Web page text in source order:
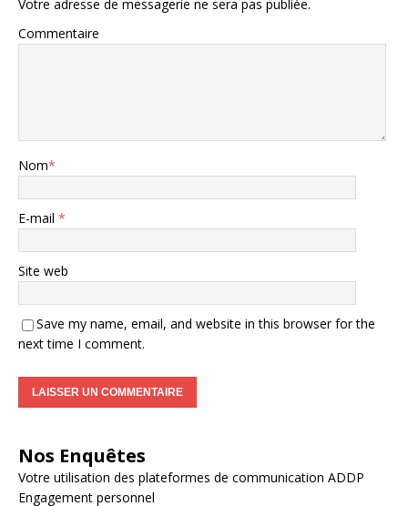
Votre adresse de messagerie ne sera pas publiée.
Commentaire
Nom*
E-mail *
Site web
Save my name, email, and website in this browser for the
next time I comment.
Nos Enquêtes
Votre utilisation des plateformes de communication ADDP
Engagement personnel